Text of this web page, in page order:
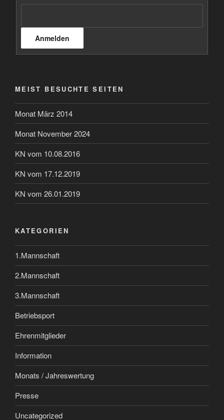
MEIST BESUCHTE SEITEN
Monat März 2014
Monat November 2024
KN vom 10.08.2016
KN vom 17.12.2019
KN vom 26.01.2019
KATEGORIEN
1.Mannschaft
2.Mannschaft
3.Mannschaft
Betriebsport
Ehrenmitglieder
Information
Monats / Jahreswertung
Presse
Uncategorized